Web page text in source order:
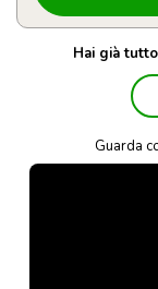
Hai già
Guarda